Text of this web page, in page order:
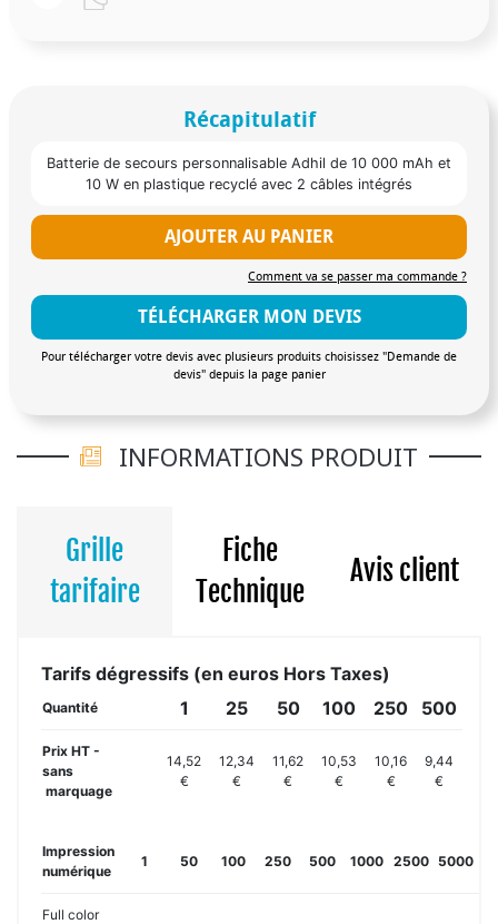
Récapitulatif
Batterie de secours personnalisable Adhil de 10 000 mAh et
10 W en plastique recyclé avec 2 câbles intégrés
AJOUTER AU PANIER
Comment va se passer ma commande ?
TÉLÉCHARGER MON DEVIS
Pour télécharger votre devis avec plusieurs produits choisissez "Demande de
devis" depuis la page panier
INFORMATIONS PRODUIT
Grille
tarifaire
Fiche
Technique
Avis client
Tarifs dégressifs (en euros Hors Taxes)
Quantité 1 25 50 100 250 500
Prix HT -
sans
marquage
14,52
€
12,34
€
11,62
€
10,53
€
10,16
€
9,44
€
Impression
numérique
1 50 100 250 500 1000 2500 5000
Full color